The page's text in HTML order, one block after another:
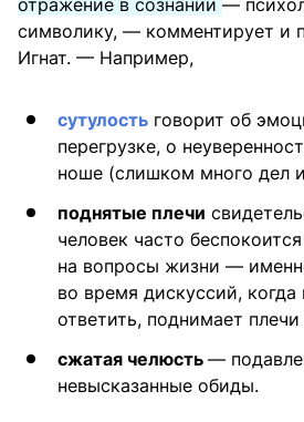
символику, — комментирует и
Игнат. — Например,
сутулость говорит об
перегрузке, о
ноше (слишком много дел
поднятые плечи
человек часто
на вопросы жизни —
во время дискуссий, когда
ответить, поднимает плечи
сжатая челюсть —
невысказанные обиды.